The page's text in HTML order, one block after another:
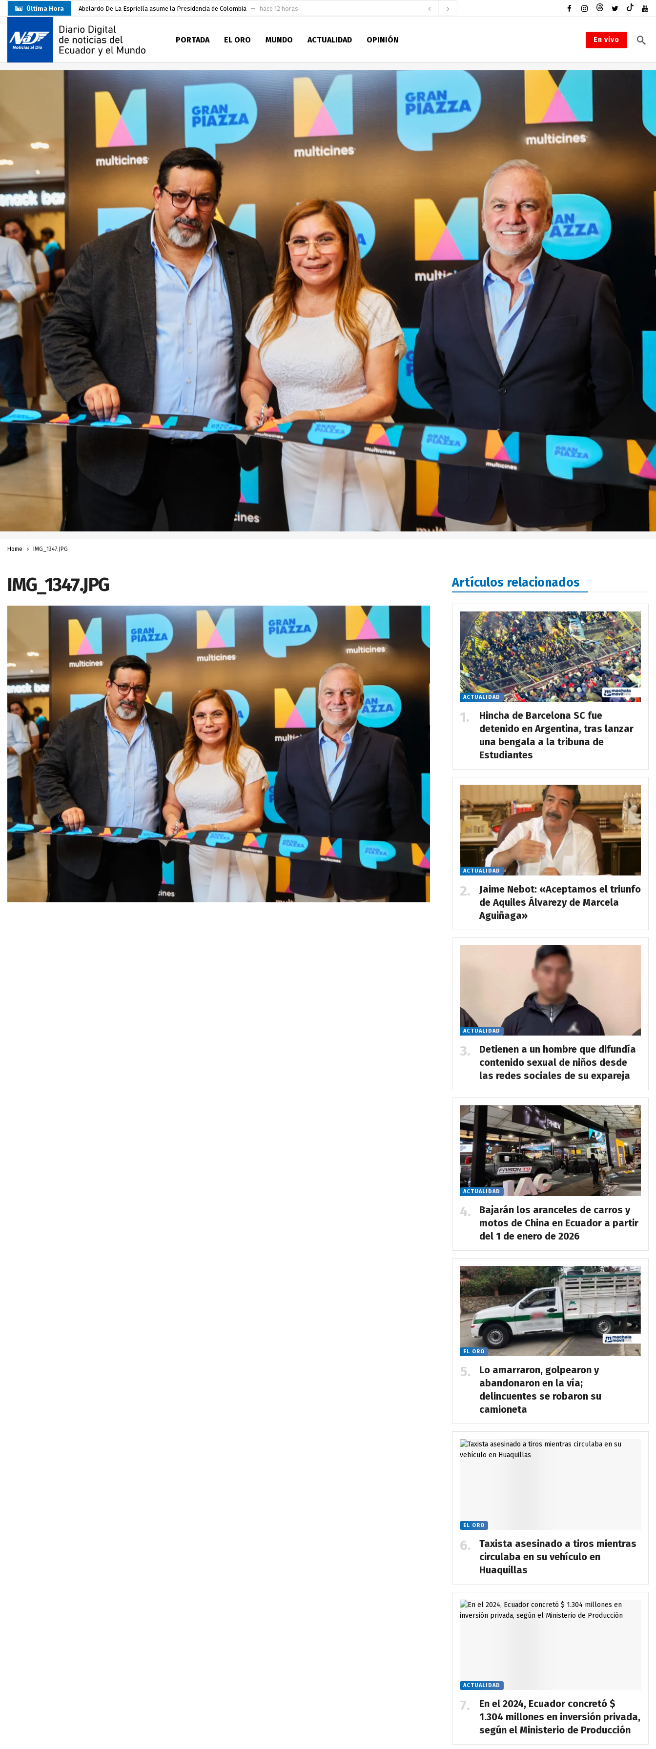
Última Hora Abelardo De La Espriella asume la Presidencia de Colombia hace 12 horas
Sin objeciones la candidatura de Carlos Rodríguez para la Alcaldía de Machala
Más de 3.800 escuelas estarían en riesgo por El Niño hace 23 horas
Nuevo Santa Rosa Sporting Club inicia su camino en la Serie A del Fútbol Femenino Nacional 2026
UTMACH fortalece la formación especializada con su Maestría en Producción Animal hace 2 días
Unidad Popular confirma acuerdo político con RC, socialismo y Lista 70 en Pichincha y varias provincias
Delegación de El Oro fiscaliza propaganda electoral hace 2 días
Gobierno Estudiantil Ugartino 2026-2027, fue posesionado hace 2 días
Darwin Pereira oficializa su candidatura a la alcaldía de Machala hace 10 horas
PORTADA EL ORO MUNDO ACTUALIDAD OPINIÓN En vivo
Home IMG_1347.JPG
IMG_1347.JPG Artículos relacionados
ACTUALIDAD
Hincha de Barcelona SC fue
detenido en Argentina, tras lanzar
una bengala a la tribuna de
Estudiantes
ACTUALIDAD
Jaime Nebot: «Aceptamos el triunfo
de Aquiles Álvarezy de Marcela
Aguiñaga»
ACTUALIDAD
Detienen a un hombre que difundía
contenido sexual de niños desde
las redes sociales de su expareja
ACTUALIDAD
Bajarán los aranceles de carros y
motos de China en Ecuador a partir
del 1 de enero de 2026
EL ORO
Lo amarraron, golpearon y
abandonaron en la vía;
delincuentes se robaron su
camioneta
EL ORO
Taxista asesinado a tiros mientras
circulaba en su vehículo en
Huaquillas
ACTUALIDAD
En el 2024, Ecuador concretó $
1.304 millones en inversión privada,
según el Ministerio de Producción